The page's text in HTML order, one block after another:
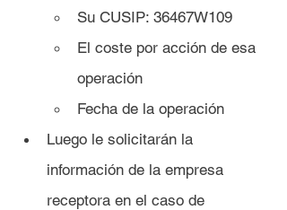
Su CUSIP: 36467W109
El coste por acción de esa
operación
Fecha de la operación
Luego le solicitarán la
información de la empresa
receptora en el caso de